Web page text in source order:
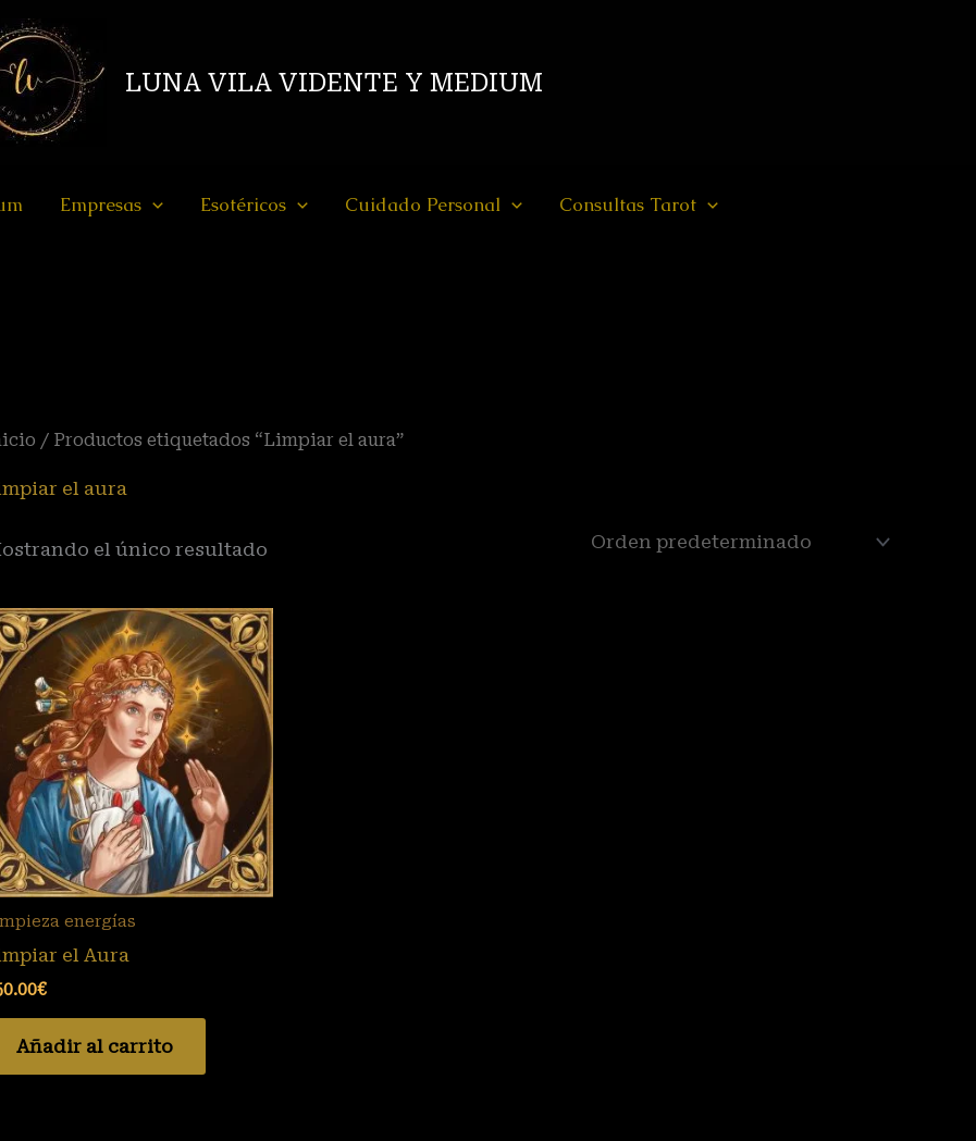
LUNA VILA VIDENTE Y MEDIUM
Empresas Esotéricos Cuidado Personal Consultas Tarot
/ Productos etiquetados “Limpiar el aura”
el aura
el único resultado
energías
el Aura
€
Añadir al carrito